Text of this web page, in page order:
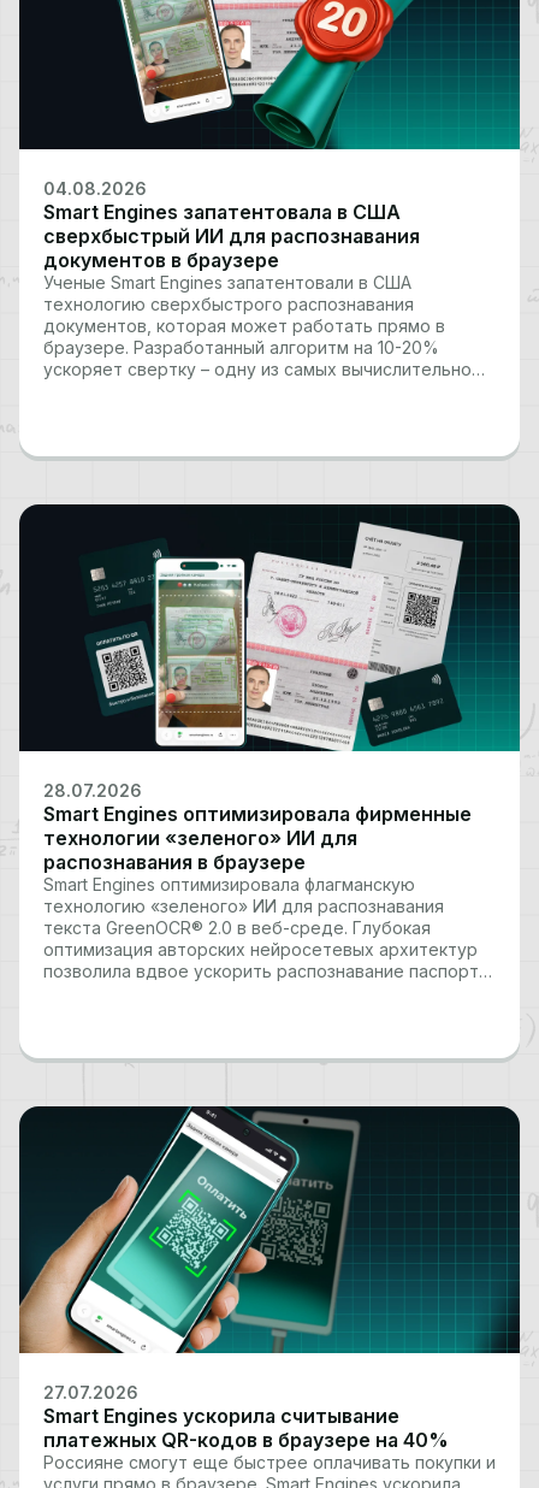
04.08.2026
Smart Engines запатентовала в США
сверхбыстрый ИИ для распознавания
документов в браузере
Ученые Smart Engines запатентовали в США
технологию сверхбыстрого распознавания
документов, которая может работать прямо в
браузере. Разработанный алгоритм на 10-20%
ускоряет свертку – одну из самых вычислительно
компьютерного зрения, включая распознавание
28.07.2026
Smart Engines оптимизировала фирменные
технологии «зеленого» ИИ для
распознавания в браузере
Smart Engines оптимизировала флагманскую
технологию «зеленого» ИИ для распознавания
текста GreenOCR® 2.0 в веб-среде. Глубокая
оптимизация авторских нейросетевых архитектур
позволила вдвое ускорить распознавание паспорта
функциональные веб-приложения, открыв
27.07.2026
Smart Engines ускорила считывание
платежных QR-кодов в браузере на 40%
Россияне смогут еще быстрее оплачивать покупки и